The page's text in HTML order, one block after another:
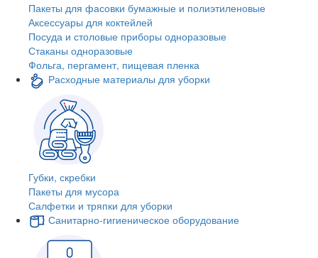
Пакеты для фасовки бумажные и полиэтиленовые
Аксессуары для коктейлей
Посуда и столовые приборы одноразовые
Стаканы одноразовые
Фольга, пергамент, пищевая пленка
Расходные материалы для уборки
Губки, скребки
Пакеты для мусора
Салфетки и тряпки для уборки
Санитарно-гигиеническое оборудование